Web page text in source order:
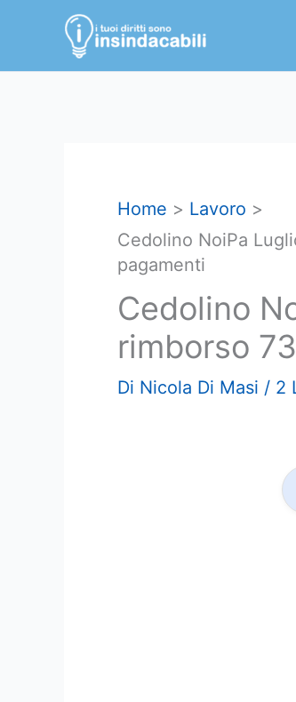
contenuto
Home
Lavoro
Cedolino NoiPa
pagamenti
Cedolino
rimborso
Di Nicola Di Masi / 2